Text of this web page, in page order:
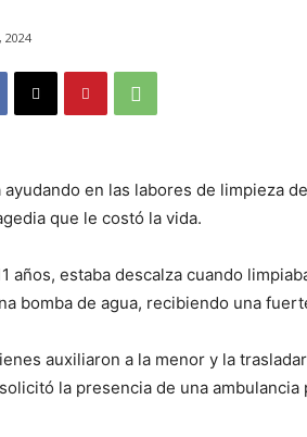
2024
en las labores de limpieza
que le costó la vida.
años, estaba descalza cuando
bomba de agua, recibiendo una
auxiliaron a la menor y la
la presencia de una ambulancia